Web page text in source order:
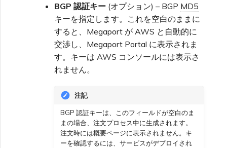
BGP 認証キー (オプション) – BGP MD5
キーを指定します。これを空白のままに
すると、Megaport が AWS と自動的に
交渉し、Megaport Portal に表示されま
す。キーは AWS コンソールには表示さ
れません。
注記
BGP 認証キーは、このフィールドが空白のま
まの場合、注文プロセス中に生成されます。
注文時には概要ページに表示されません。キ
ーを確認するには、サービスがデプロイされ